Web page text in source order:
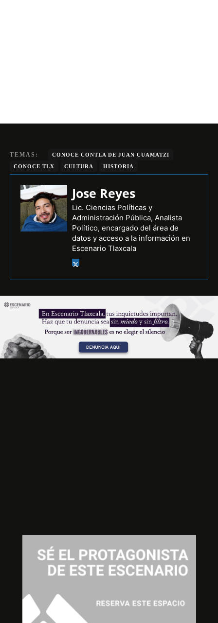
TEMAS:
CONOCE CONTLA DE JUAN CUAMATZI
CONOCE TLX
CULTURA HISTORIA
Jose Reyes
Lic. Ciencias Políticas y
Administración Pública, Analista
Político, encargado del área de
datos y acceso a la información en
Escenario Tlaxcala